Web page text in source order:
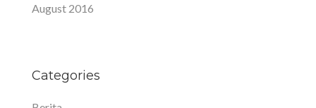
August 2016
Categories